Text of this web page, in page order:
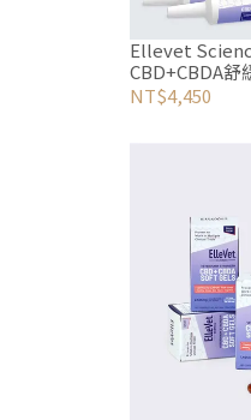
Ellevet
CBD+CBDA舒
NT$4,450